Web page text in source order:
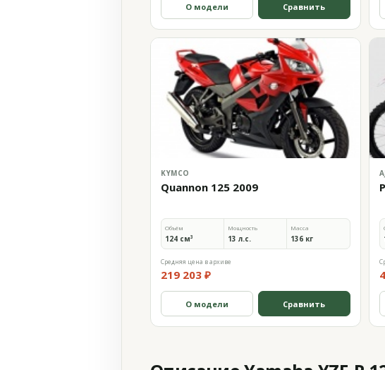
О модели Сравнить
KYMCO
Quannon 125 2009
Объём
124 см³
Мощность
13 л.с.
Масса
136 кг
Средняя цена в архиве
219 203 ₽
О модели Сравнить